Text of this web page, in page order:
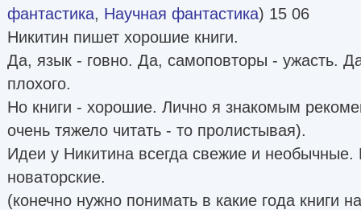
фантастика, Научная фантастика) 15 06
Никитин пишет хорошие книги.
Да, язык - говно. Да, самоповторы - ужасть.
плохого.
Но книги - хорошие. Лично я знакомым
очень тяжело читать - то пролистывая).
Идеи у Никитина всегда свежие и
новаторские.
(конечно нужно понимать в какие года книги